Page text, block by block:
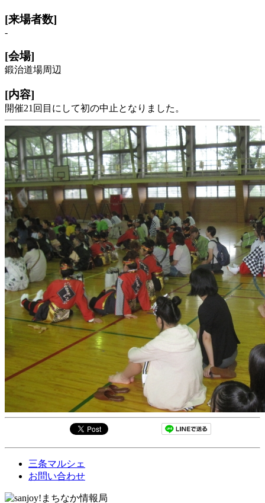
[来場者数]
-
[会場]
鍛治道場周辺
[内容]
開催21回目にして初の中止となりました。
三条マルシェ
お問い合わせ